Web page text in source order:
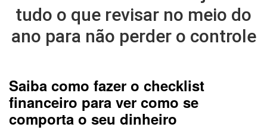
tudo o que revisar no meio do
ano para não perder o controle
Saiba como fazer o checklist
financeiro para ver como se
comporta o seu dinheiro